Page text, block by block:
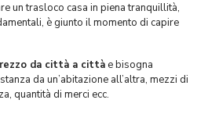
un trasloco casa in piena tranquillità,
è giunto il momento di capire
da città a città e bisogna
da un’abitazione all’altra, mezzi di
quantità di merci ecc.